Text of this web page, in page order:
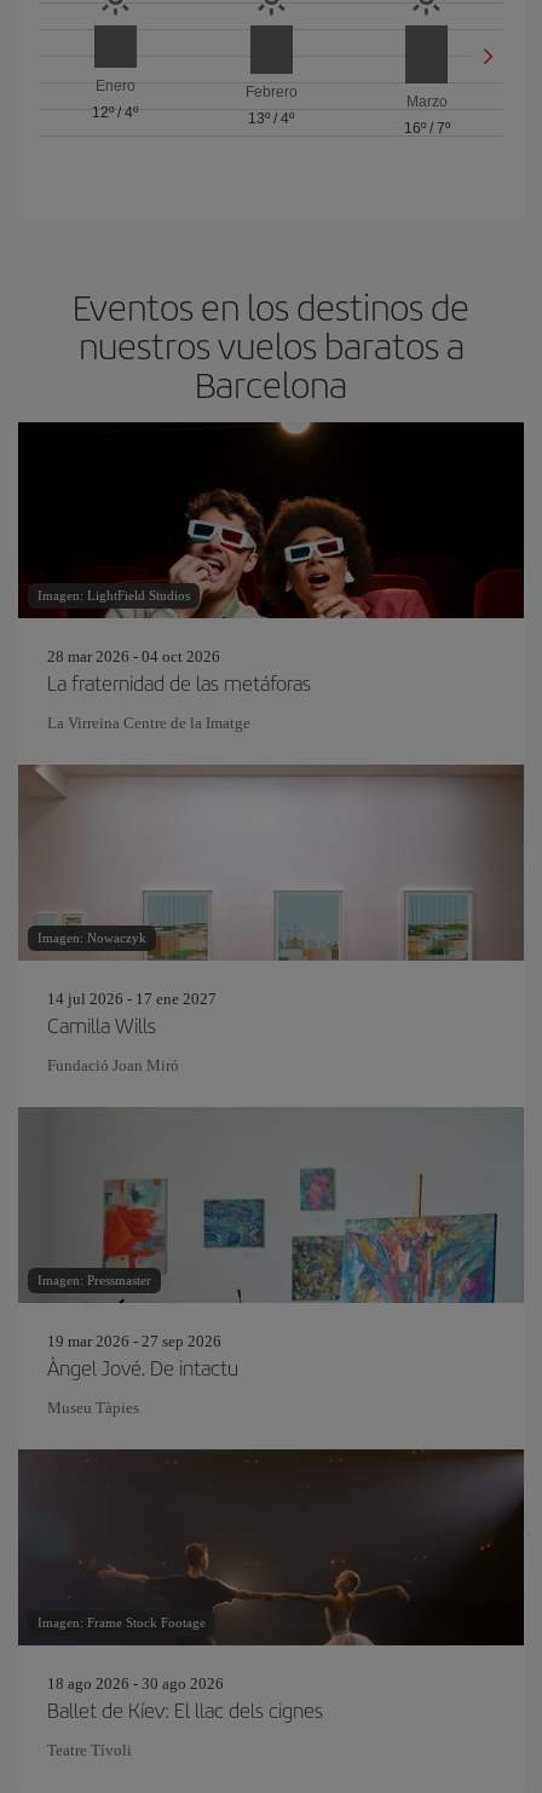
Enero
12º/4º
Febrero
13º / 4º
Marzo
16º/ 7º
Eventos en los destinos de
nuestros vuelos baratos a
Barcelona
Imagen: LightField Studios
28 mar 2026 - 04 oct 2026
La fraternidad de las metáforas
La Virreina Centre de la Imatge
Imagen: Nowaczyk
14 jul 2026 - 17 ene 2027
Camilla Wills
Fundació Joan Miró
Imagen: Pressmaster
19 mar 2026 - 27 sep 2026
Àngel Jové. De intactu
Museu Tàpies
Imagen: Frame Stock Footage
18 ago 2026 - 30 ago 2026
Ballet de Kíev: El llac dels cignes
Teatre Tívoli